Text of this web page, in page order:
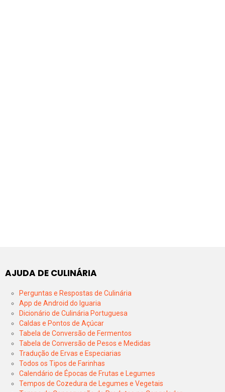
AJUDA DE CULINÁRIA
Perguntas e Respostas de Culinária
App de Android do Iguaria
Dicionário de Culinária Portuguesa
Caldas e Pontos de Açúcar
Tabela de Conversão de Fermentos
Tabela de Conversão de Pesos e Medidas
Tradução de Ervas e Especiarias
Todos os Tipos de Farinhas
Calendário de Épocas de Frutas e Legumes
Tempos de Cozedura de Legumes e Vegetais